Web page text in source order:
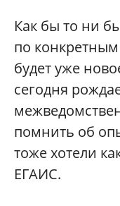
Как бы то ни
по
будет уже
сегодня
помнить об
тоже хотели
ЕГАИС.